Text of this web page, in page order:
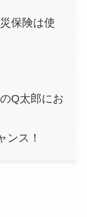
保険は使
Q太郎にお
ンス！